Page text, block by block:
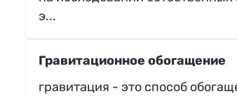
э...
Гравитационное обогащение
гравитация - это способ